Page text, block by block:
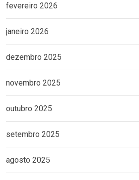
fevereiro 2026
janeiro 2026
dezembro 2025
novembro 2025
outubro 2025
setembro 2025
agosto 2025